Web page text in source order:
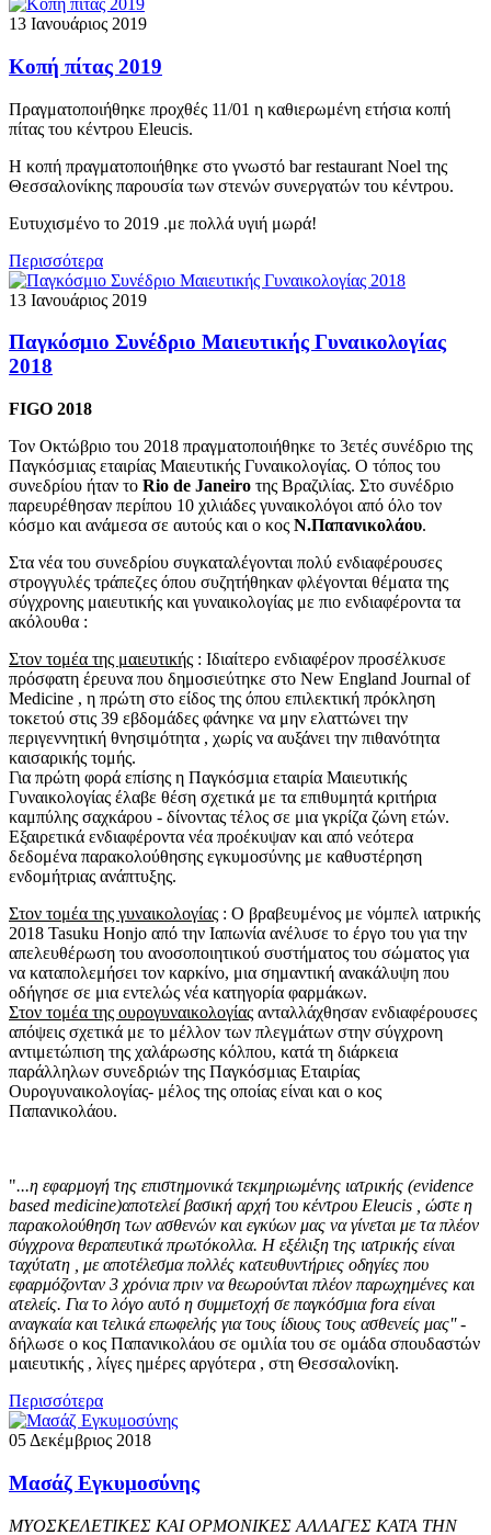
13 Ιανουάριος 2019
Κοπή πίτας 2019
Πραγματοποιήθηκε προχθές 11/01 η καθιερωμένη ετήσια κοπή
πίτας του κέντρου Eleucis.
Η κοπή πραγματοποιήθηκε στο γνωστό bar restaurant Noel της
Θεσσαλονίκης παρουσία των στενών συνεργατών του κέντρου.
Ευτυχισμένο το 2019 .με πολλά υγιή μωρά!
Περισσότερα
13 Ιανουάριος 2019
Παγκόσμιο Συνέδριο Μαιευτικής Γυναικολογίας
2018
FIGO 2018
Τον Οκτώβριο του 2018 πραγματοποιήθηκε το 3ετές συνέδριο της
Παγκόσμιας εταιρίας Μαιευτικής Γυναικολογίας. Ο τόπος του
συνεδρίου ήταν το Rio de Janeiro της Βραζιλίας. Στο συνέδριο
παρευρέθησαν περίπου 10 χιλιάδες γυναικολόγοι από όλο τον
κόσμο και ανάμεσα σε αυτούς και ο κος Ν.Παπανικολάου.
Στα νέα του συνεδρίου συγκαταλέγονται πολύ ενδιαφέρουσες
στρογγυλές τράπεζες όπου συζητήθηκαν φλέγονται θέματα της
σύγχρονης μαιευτικής και γυναικολογίας με πιο ενδιαφέροντα τα
ακόλουθα :
Στον τομέα της μαιευτικής : Ιδιαίτερο ενδιαφέρον προσέλκυσε
πρόσφατη έρευνα που δημοσιεύτηκε στο New England Journal of
Medicine , η πρώτη στο είδος της όπου επιλεκτική πρόκληση
τοκετού στις 39 εβδομάδες φάνηκε να μην ελαττώνει την
περιγεννητική θνησιμότητα , χωρίς να αυξάνει την πιθανότητα
καισαρικής τομής.
Για πρώτη φορά επίσης η Παγκόσμια εταιρία Μαιευτικής
Γυναικολογίας έλαβε θέση σχετικά με τα επιθυμητά κριτήρια
καμπύλης σαχκάρου - δίνοντας τέλος σε μια γκρίζα ζώνη ετών.
Εξαιρετικά ενδιαφέροντα νέα προέκυψαν και από νεότερα
δεδομένα παρακολούθησης εγκυμοσύνης με καθυστέρηση
ενδομήτριας ανάπτυξης.
Στον τομέα της γυναικολογίας : Ο βραβευμένος με νόμπελ ιατρικής
2018 Tasuku Honjo από την Ιαπωνία ανέλυσε το έργο του για την
απελευθέρωση του ανοσοποιητικού συστήματος του σώματος για
να καταπολεμήσει τον καρκίνο, μια σημαντική ανακάλυψη που
οδήγησε σε μια εντελώς νέα κατηγορία φαρμάκων.
Στον τομέα της ουρογυναικολογίας ανταλλάχθησαν ενδιαφέρουσες
απόψεις σχετικά με το μέλλον των πλεγμάτων στην σύγχρονη
αντιμετώπιση της χαλάρωσης κόλπου, κατά τη διάρκεια
παράλληλων συνεδριών της Παγκόσμιας Εταιρίας
Ουρογυναικολογίας- μέλος της οποίας είναι και ο κος
Παπανικολάου.
"...η εφαρμογή της επιστημονικά τεκμηριωμένης ιατρικής (evidence
based medicine)αποτελεί βασική αρχή του κέντρου Eleucis , ώστε η
παρακολούθηση των ασθενών και εγκύων μας να γίνεται με τα πλέον
σύγχρονα θεραπευτικά πρωτόκολλα. Η εξέλιξη της ιατρικής είναι
ταχύτατη , με αποτέλεσμα πολλές κατευθυντήριες οδηγίες που
εφαρμόζονταν 3 χρόνια πριν να θεωρούνται πλέον παρωχημένες και
ατελείς. Για το λόγο αυτό η συμμετοχή σε παγκόσμια fora είναι
αναγκαία και τελικά επωφελής για τους ίδιους τους ασθενείς μας''-
δήλωσε ο κος Παπανικολάου σε ομιλία του σε ομάδα σπουδαστών
μαιευτικής , λίγες ημέρες αργότερα , στη Θεσσαλονίκη.
Περισσότερα
05 Δεκέμβριος 2018
Μασάζ Εγκυμοσύνης
ΜΥΟΣΚΕΛΕΤΙΚΕΣ ΚΑΙ ΟΡΜΟΝΙΚΕΣ ΑΛΛΑΓΕΣ ΚΑΤΑ ΤΗΝ